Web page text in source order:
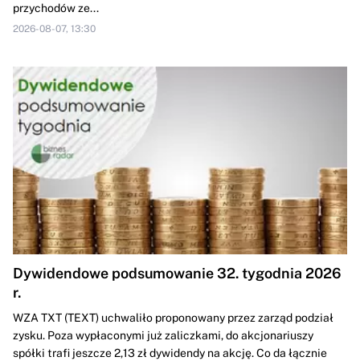
przychodów ze...
2026-08-07, 13:30
Dywidendowe podsumowanie 32. tygodnia 2026
r.
WZA TXT (TEXT) uchwaliło proponowany przez zarząd podział
zysku. Poza wypłaconymi już zaliczkami, do akcjonariuszy
spółki trafi jeszcze 2,13 zł dywidendy na akcję. Co da łącznie